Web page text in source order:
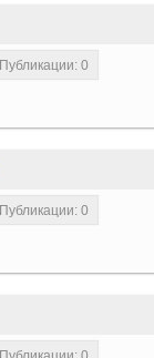
Публикации: 0
Публикации: 0